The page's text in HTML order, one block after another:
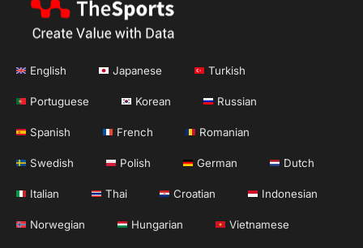
English Japanese Turkish
Portuguese Korean Russian
Spanish French Romanian
Swedish Polish German Dutch
Italian Thai Croatian Indonesian
Norwegian Hungarian Vietnamese